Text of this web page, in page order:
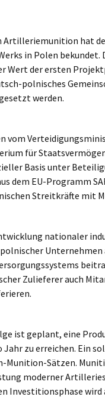
Artilleriemunition hat
in Polen
der ersten
polnisches
werden.
vom
für
Basis unter
dem EU-Programm
Streitkräfte mit
nationaler
Zulieferer auch
ist geplant, eine
Jahr zu erreichen. Ein
Munition-Sätzen.
moderner
Investitionsphase wird